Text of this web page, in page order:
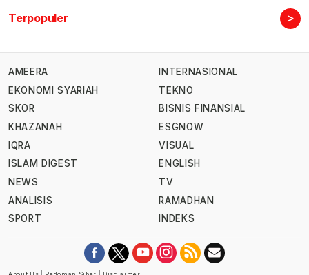
Terpopuler >
AMEERA
EKONOMI SYARIAH
SKOR
KHAZANAH
IQRA
ISLAM DIGEST
NEWS
ANALISIS
SPORT
INTERNASIONAL
TEKNO
BISNIS FINANSIAL
ESGNOW
VISUAL
ENGLISH
TV
RAMADHAN
INDEKS